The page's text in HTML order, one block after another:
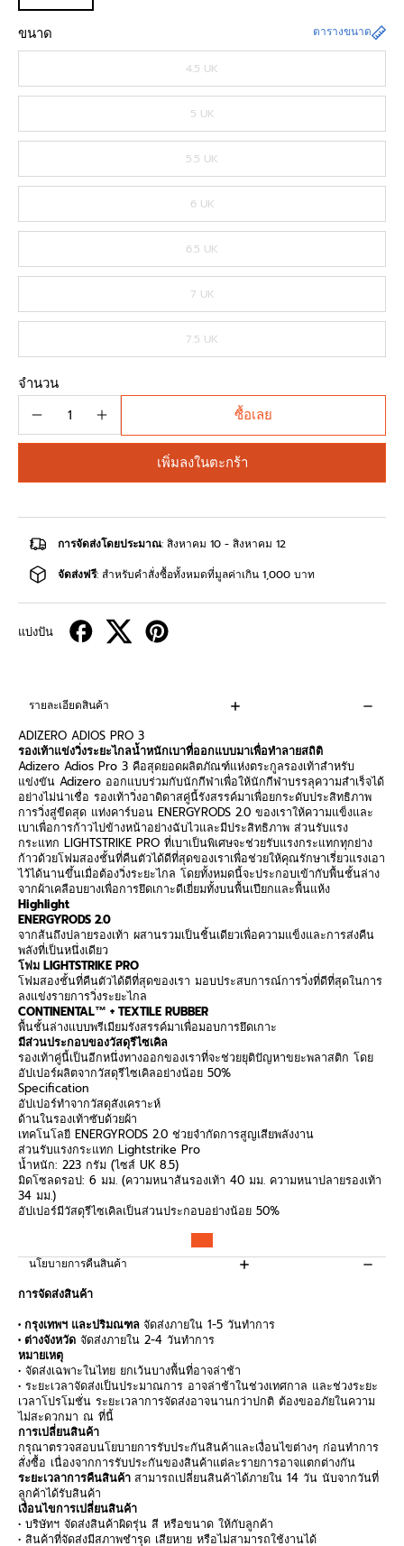
ขนาด ตารางขนาด
4.5 UK
5 UK
5.5 UK
6 UK
6.5 UK
7 UK
7.5 UK
จำนวน
เพิ่มลงในตะกร้า
ซื้อเลย
การจัดส่งโดยประมาณ: สิงหาคม 10 - สิงหาคม 12
จัดส่งฟรี: สำหรับคำสั่งซื้อทั้งหมดที่มูลค่าเกิน 1,000 บาท
แบ่งปัน
รายละเอียดสินค้า
ADIZERO ADIOS PRO 3
รองเท้าแข่งวิ่งระยะไกลน้ำหนักเบาที่ออกแบบมาเพื่อทำลายสถิติ
Adizero Adios Pro 3 คือสุดยอดผลิตภัณฑ์แห่งตระกูลรองเท้าสำหรับ
แข่งขัน Adizero ออกแบบร่วมกับนักกีฬาเพื่อให้นักกีฬาบรรลุความสำเร็จได้
อย่างไม่น่าเชื่อ รองเท้าวิ่งอาดิดาสคู่นี้รังสรรค์มาเพื่อยกระดับประสิทธิภาพ
การวิ่งสู่ขีดสุด แท่งคาร์บอน ENERGYRODS 2.0 ของเราให้ความแข็งและ
เบาเพื่อการก้าวไปข้างหน้าอย่างฉับไวและมีประสิทธิภาพ ส่วนรับแรง
กระแทก LIGHTSTRIKE PRO ที่เบาเป็นพิเศษจะช่วยรับแรงกระแทกทุกย่าง
ก้าวด้วยโฟมสองชั้นที่คืนตัวได้ดีที่สุดของเราเพื่อช่วยให้คุณรักษาเรี่ยวแรงเอา
ไว้ได้นานขึ้นเมื่อต้องวิ่งระยะไกล โดยทั้งหมดนี้จะประกอบเข้ากับพื้นชั้นล่าง
จากผ้าเคลือบยางเพื่อการยึดเกาะดีเยี่ยมทั้งบนพื้นเปียกและพื้นแห้ง
Highlight
ENERGYRODS 2.0
จากส้นถึงปลายรองเท้า ผสานรวมเป็นชิ้นเดียวเพื่อความแข็งและการส่งคืน
พลังที่เป็นหนึ่งเดียว
โฟม LIGHTSTRIKE PRO
โฟมสองชั้นที่คืนตัวได้ดีที่สุดของเรา มอบประสบการณ์การวิ่งที่ดีที่สุดในการ
ลงแข่งรายการวิ่งระยะไกล
CONTINENTAL™ + TEXTILE RUBBER
พื้นชั้นล่างแบบพรีเมียมรังสรรค์มาเพื่อมอบการยึดเกาะ
มีส่วนประกอบของวัสดุรีไซเคิล
รองเท้าคู่นี้เป็นอีกหนึ่งทางออกของเราที่จะช่วยยุติปัญหาขยะพลาสติก โดย
อัปเปอร์ผลิตจากวัสดุรีไซเคิลอย่างน้อย 50%
Specification
อัปเปอร์ทำจากวัสดุสังเคราะห์
ด้านในรองเท้าซับด้วยผ้า
เทคโนโลยี ENERGYRODS 2.0 ช่วยจำกัดการสูญเสียพลังงาน
ส่วนรับแรงกระแทก Lightstrike Pro
น้ำหนัก: 223 กรัม (ไซส์ UK 8.5)
มิดโซลดรอป: 6 มม. (ความหนาส้นรองเท้า 40 มม. ความหนาปลายรองเท้า
34 มม.)
อัปเปอร์มีวัสดุรีไซเคิลเป็นส่วนประกอบอย่างน้อย 50%
นโยบายการคืนสินค้า
การจัดส่งสินค้า
• กรุงเทพฯ และปริมณฑล จัดส่งภายใน 1-5 วันทำการ
• ต่างจังหวัด จัดส่งภายใน 2-4 วันทำการ
หมายเหตุ
• จัดส่งเฉพาะในไทย ยกเว้นบางพื้นที่อาจล่าช้า
• ระยะเวลาจัดส่งเป็นประมาณการ อาจล่าช้าในช่วงเทศกาล และช่วงระยะ
เวลาโปรโมชั่น ระยะเวลาการจัดส่งอาจนานกว่าปกติ ต้องขออภัยในความ
ไม่สะดวกมา ณ ที่นี้
การเปลี่ยนสินค้า
กรุณาตรวจสอบนโยบายการรับประกันสินค้าและเงื่อนไขต่างๆ ก่อนทำการ
สั่งซื้อ เนื่องจากการรับประกันของสินค้าแต่ละรายการอาจแตกต่างกัน
ระยะเวลาการคืนสินค้า สามารถเปลี่ยนสินค้าได้ภายใน 14 วัน นับจากวันที่
ลูกค้าได้รับสินค้า
เงื่อนไขการเปลี่ยนสินค้า
• บริษัทฯ จัดส่งสินค้าผิดรุ่น สี หรือขนาด ให้กับลูกค้า
• สินค้าที่จัดส่งมีสภาพชำรุด เสียหาย หรือไม่สามารถใช้งานได้